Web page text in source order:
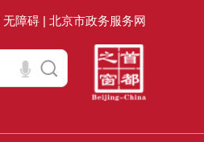
无障碍 | 北京市政务服务网